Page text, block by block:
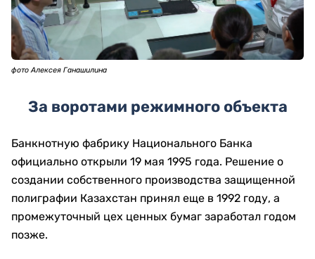
фото Алексея Ганашилина
За воротами режимного объекта
Банкнотную фабрику Национального Банка
официально открыли 19 мая 1995 года. Решение о
создании собственного производства защищенной
полиграфии Казахстан принял еще в 1992 году, а
промежуточный цех ценных бумаг заработал годом
позже.